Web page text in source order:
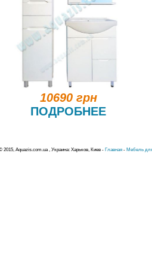
10690 грн
ПОДРОБНЕЕ
2015, Aquazis.com.ua , Украина: Харьков, Киев - Главная - Мебель